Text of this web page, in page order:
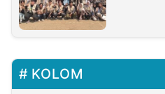
KOLOM